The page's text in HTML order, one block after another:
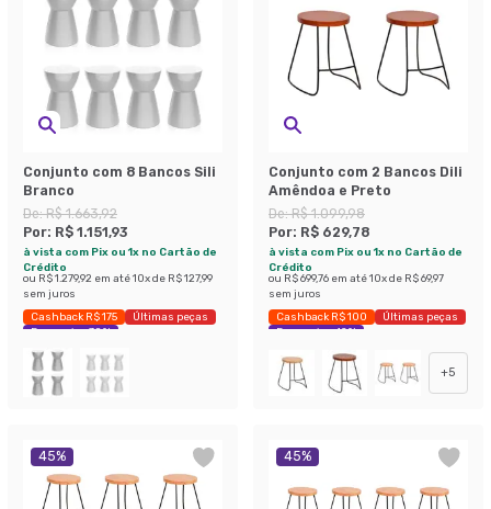
Conjunto com 8 Bancos Sili
Branco
De:R$ 1.663,92
Por: R$ 1.151,93
à vista com Pix ou 1x no Cartão de
Crédito
ou R$ 1.279,92 em até10x de R$ 127,99
sem juros
Cashback R$ 175
Últimas peças
Economize 30%
Conjunto com 2 Bancos Dili
Amêndoa e Preto
De:R$ 1.099,98
Por: R$ 629,78
à vista com Pix ou 1x no Cartão de
Crédito
ou R$ 699,76 em até10x de R$ 69,97
sem juros
Cashback R$ 100
Últimas peças
Economize 42%
+5
45% 45%